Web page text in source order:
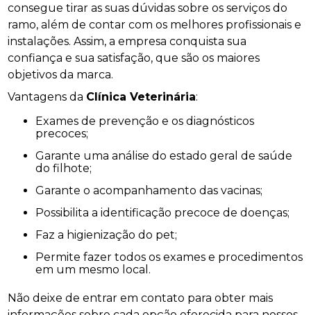
consegue tirar as suas dúvidas sobre os serviços do
ramo, além de contar com os melhores profissionais e
instalações. Assim, a empresa conquista sua
confiança e sua satisfação, que são os maiores
objetivos da marca.
Vantagens da Clínica Veterinária:
Exames de prevenção e os diagnósticos
precoces;
Garante uma análise do estado geral de saúde
do filhote;
Garante o acompanhamento das vacinas;
Possibilita a identificação precoce de doenças;
Faz a higienização do pet;
Permite fazer todos os exames e procedimentos
em um mesmo local.
Não deixe de entrar em contato para obter mais